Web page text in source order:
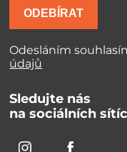
ODEBÍRAT
Odesláním
údajů
Sledujte nás
na sociálních